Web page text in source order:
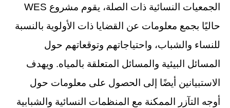
الجمعيات النسائية ذات الصلة، يقوم مشروع WES
حاليًا بجمع معلومات عن القضايا ذات الأولوية بالنسبة
للنساء والشباب، واحتياجاتهم وتوقعاتهم حول
المسائل البيئية والمسائل المتعلقة بالمياه. ويهدف
الاستبيانين أيضًا إلى الحصول على معلومات حول
أوجه التآزر الممكنة مع المنظمات النسائية والشبابية